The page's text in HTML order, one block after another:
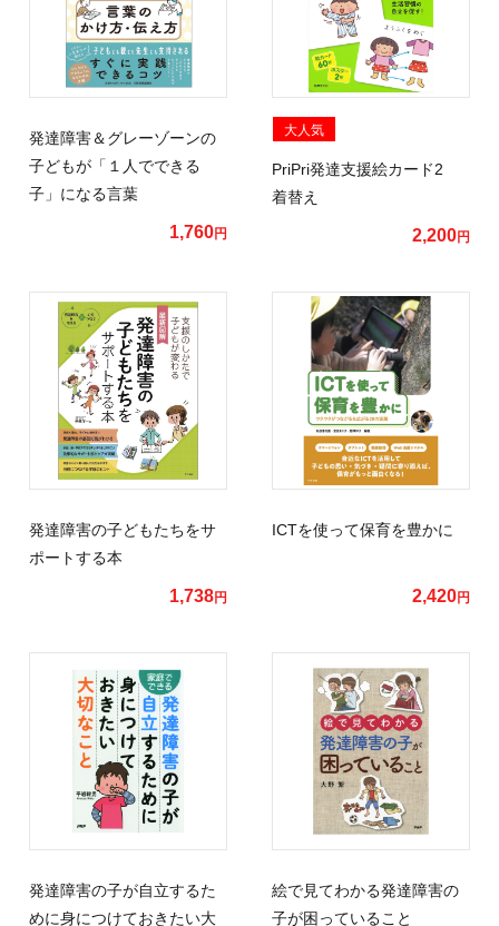
発達障害＆グレーゾーンの
子どもが「１人でできる
子」になる言葉
1,760円
大人気
PriPri発達支援絵カード2
着替え
2,200円
発達障害の子どもたちをサ
ポートする本
1,738円
ICTを使って保育を豊かに
2,420円
発達障害の子が自立するた
めに身につけておきたい大
絵で見てわかる発達障害の
子が困っていること